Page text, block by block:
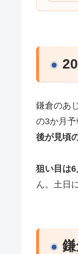
鎌倉のあ
の3か月
後が見頃
狙い目は6
ん。土日